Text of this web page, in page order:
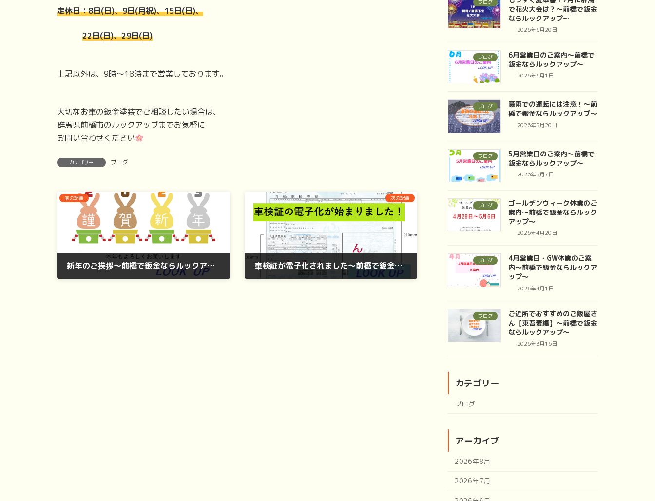
定休日：8日(日)、9日(月祝)、15日(日)、
22日(日)、29日(日)
上記以外は、9時～18時まで営業しております。
大切なお車の鈑金塗装でご相談したい場合は、
群馬県前橋市のルックアップまでお気軽に
お問い合わせください
カテゴリー ブログ
前の記事
新年のご挨拶～前橋で鈑金ならルックアップ～
次の記事
車検証が電子化されました～前橋で鈑金ならルックアップ～
ブログ
で花火大会は？～前橋で鈑金
ならルックアップ～
2026年6月20日
ブログ
6月営業日のご案内～前橋で
鈑金ならルックアップ～
2026年6月1日
ブログ
豪雨での運転には注意！～前
橋で鈑金ならルックアップ～
2026年5月20日
ブログ
5月営業日のご案内～前橋で
鈑金ならルックアップ～
2026年5月7日
ブログ
ゴールデンウィーク休業のご
案内～前橋で鈑金ならルック
アップ～
2026年4月20日
ブログ
4月営業日・GW休業のご案
内～前橋で鈑金ならルックア
ップ～
2026年4月1日
ブログ
ご近所でおすすめのご飯屋さ
ん【東吾妻編】～前橋で鈑金
ならルックアップ～
2026年3月16日
カテゴリー
ブログ
アーカイブ
2026年8月
2026年7月